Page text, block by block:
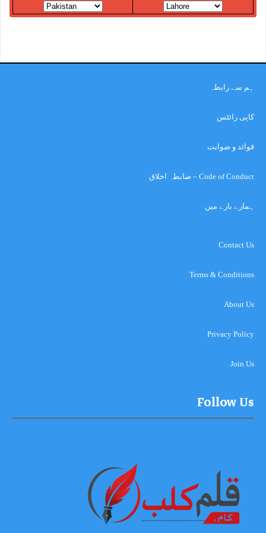
ہم سے رابطہ
کاپی رائٹس
قوائد و ضوابت
Code of Conduct – ضابطہ اخلاق
ہمارے بارے میں
Contact Us
Terms & Conditions
About Us
Privacy Policy
Join Us
Follow Us